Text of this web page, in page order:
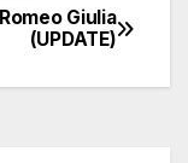
Giulia
(UPDATE)